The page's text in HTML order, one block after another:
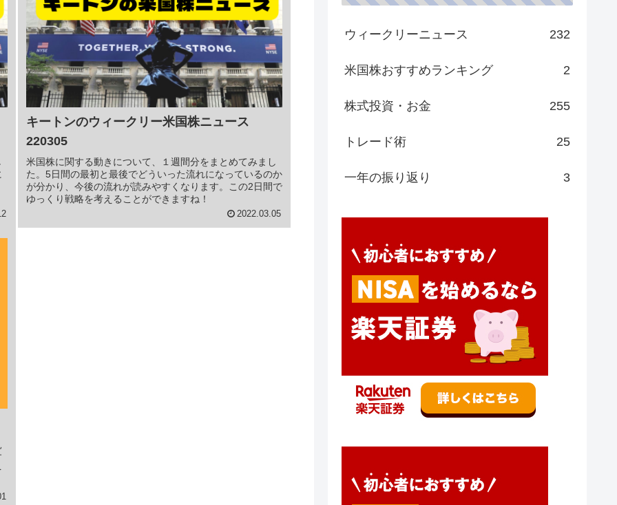
キートンのウィークリー米国株ニュース
220305
米国株に関する動きについて、１週間分をまとめてみまし
た。5日間の最初と最後でどういった流れになっているのか
が分かり、今後の流れが読みやすくなります。この2日間で
ゆっくり戦略を考えることができますね！
2022.03.05
ウィークリーニュース 232
米国株おすすめランキング 2
株式投資・お金 255
トレード術 25
一年の振り返り 3